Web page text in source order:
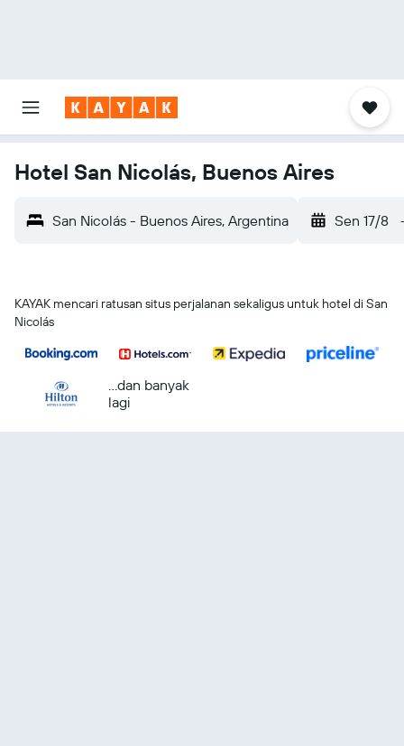
Hotel San Nicolás, Buenos Aires
San Nicolás - Buenos Aires, Argentina Sen 17/8
KAYAK mencari ratusan situs perjalanan sekaligus untuk hotel di San
Nicolás
...dan banyak
lagi